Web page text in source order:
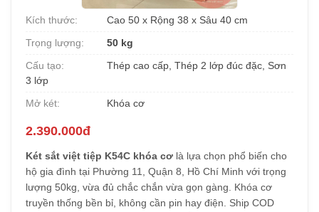
Kích thước:
Cao 50 x Rộng 38 x Sâu 40 cm
Trọng lượng:
50 kg
Cấu tạo:
Thép cao cấp, Thép 2 lớp đúc đặc, Sơn
3 lớp
Mở két:
Khóa cơ
2.390.000đ
Két sắt việt tiệp K54C khóa cơ là lựa chọn phổ biến cho
hộ gia đình tại Phường 11, Quận 8, Hồ Chí Minh với trọng
lượng 50kg, vừa đủ chắc chắn vừa gọn gàng. Khóa cơ
truyền thống bền bỉ, không cần pin hay điện. Ship COD